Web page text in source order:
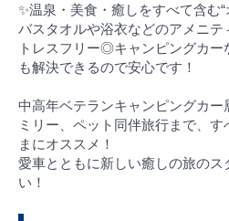
✨温泉・美食・癒しをすべて含む
バスタオルや浴衣などのアメニテ
トレスフリー◎キャンピングカー
も解決できるので安心です！
中高年ベテランキャンピングカ
ミリー、ペット同伴旅行まで、
まにオススメ！
愛車とともに新しい癒しの旅のス
い！